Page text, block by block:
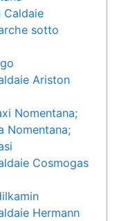
Caldaie
sotto
Ariston
Nomentana;
Nomentana;
Cosmogas
Hermann